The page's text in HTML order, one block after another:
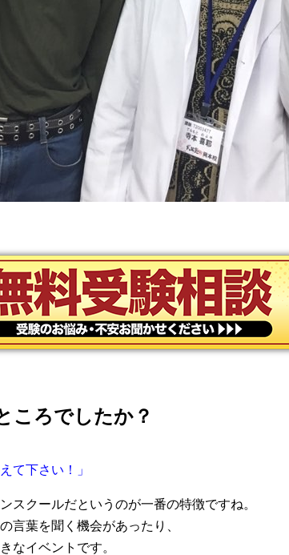
ころでしたか？
て下さい！」
スクールだというのが一番の特徴ですね。
言葉を聞く機会があったり、
なイベントです。